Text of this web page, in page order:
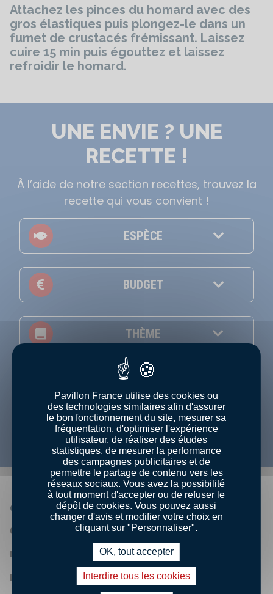
Attachez les pinces du homard avec des
gros élastiques puis plongez-le dans un
fumet de crustacés frémissant. Laissez
cuire 15 min puis égouttez et laissez
refroidir le homard.
UNE ENVIE ? UNE
RECETTE !
À l’aide de notre section recettes, trouvez la
recette qui vous convient !
ESPÈCE
BUDGET
THÈME
NIVEAU
Afficher uniquement les recettes en vidéo
QUI SOMMES-NOUS ?
Qui sommes - nous ?
Nos engagements
Les chiffres clés
Pavillon France utilise des cookies ou
des technologies similaires afin d'assurer
le bon fonctionnement du site, mesurer sa
fréquentation, d'optimiser l'expérience
utilisateur, de réaliser des études
statistiques, de mesurer la performance
des campagnes publicitaires et de
permettre le partage de contenu vers les
réseaux sociaux. Vous avez la possibilité
à tout moment d'accepter ou de refuser le
dépôt de cookies. Vous pouvez aussi
changer d'avis et modifier votre choix en
cliquant sur "Personnaliser".
OK, tout accepter
Interdire tous les cookies